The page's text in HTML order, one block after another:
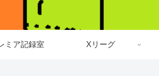
ミア記録室 Xリーグ